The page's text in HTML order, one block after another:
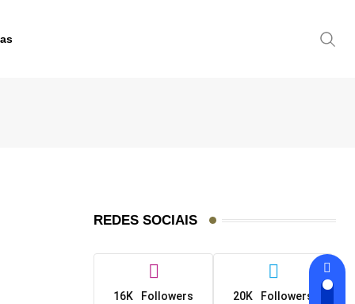
REDES SOCIAIS
16K Followers 20K Followers